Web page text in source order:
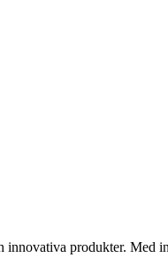
produkter. Med